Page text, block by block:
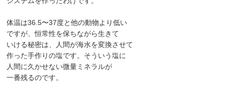
体温は36.5〜37度と他の動物より低い
ですが、恒常性を保ちながら生きて
いける秘密は、人間が海水を変換させて
作った手作りの塩です。そういう塩に
人間に久かせない微量ミネラルが
一番残るのです。